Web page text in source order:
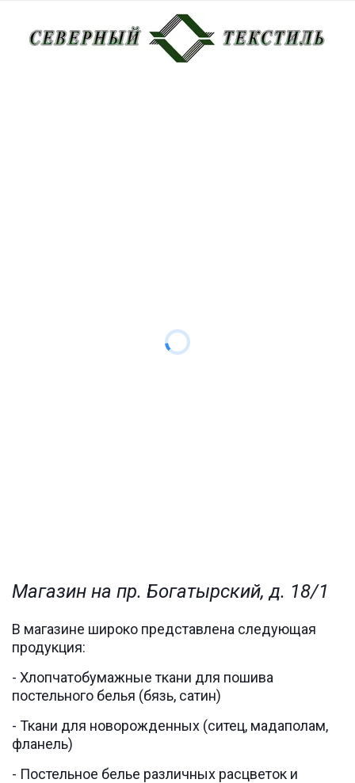
Магазин на пр. Богатырский, д. 18/1
В магазине широко представлена следующая
продукция:
- Хлопчатобумажные ткани для пошива
постельного белья (бязь, сатин)
- Ткани для новорожденных (ситец, мадаполам,
фланель)
- Постельное белье различных расцветок и